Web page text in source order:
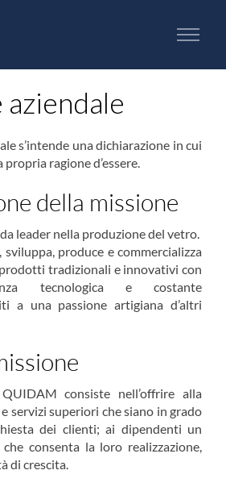
s’intende una dichiarazione in cui
ragione d’essere.
della missione
leader nella produzione del vetro.
produce e commercializza
prodotti tradizionali e innovativi con
tecnologica e costante
a una passione artigiana d’altri
consiste nell’offrire alla
servizi superiori che siano in grado
dei clienti; ai dipendenti un
consenta la loro realizzazione,
di crescita.